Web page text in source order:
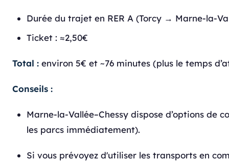
Durée du trajet en RER A (Torcy → Marne-la-
Ticket : ≈2,50€
Total : environ 5€ et ~76 minutes (plus le temps
Conseils :
Marne-la-Vallée–Chessy dispose d’options de
les parcs immédiatement).
Si vous prévoyez d'utiliser les transports en